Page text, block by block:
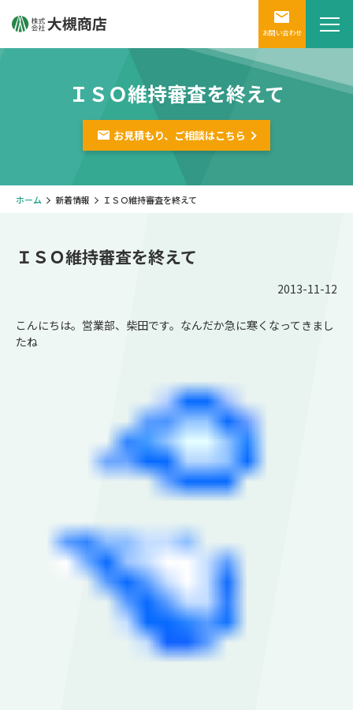
お問い合わせ
ＩＳＯ維持審査を終えて
お見積もり、ご相談はこちら
ホーム 新着情報 ＩＳＯ維持審査を終えて
ＩＳＯ維持審査を終えて
2013-11-12
こんにちは。営業部、柴田です。なんだか急に寒くなってきまし
たね